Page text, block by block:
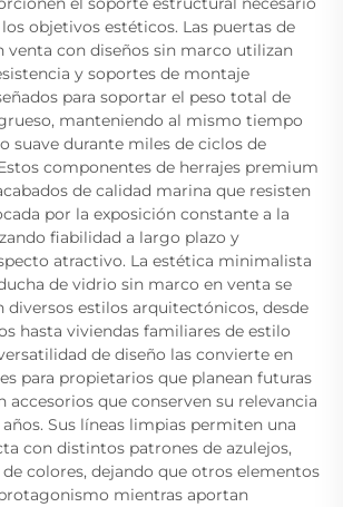
objetivos estéticos. Las puertas de
venta con diseños sin marco utilizan
y soportes de montaje
para soportar el peso total de
manteniendo al mismo tiempo
suave durante miles de ciclos de
componentes de herrajes premium
de calidad marina que resisten
por la exposición constante a la
fiabilidad a largo plazo y
atractivo. La estética minimalista
de vidrio sin marco en venta se
estilos arquitectónicos, desde
hasta viviendas familiares de estilo
de diseño las convierte en
para propietarios que planean futuras
accesorios que conserven su relevancia
Sus líneas limpias permiten una
con distintos patrones de azulejos,
colores, dejando que otros elementos
mientras aportan